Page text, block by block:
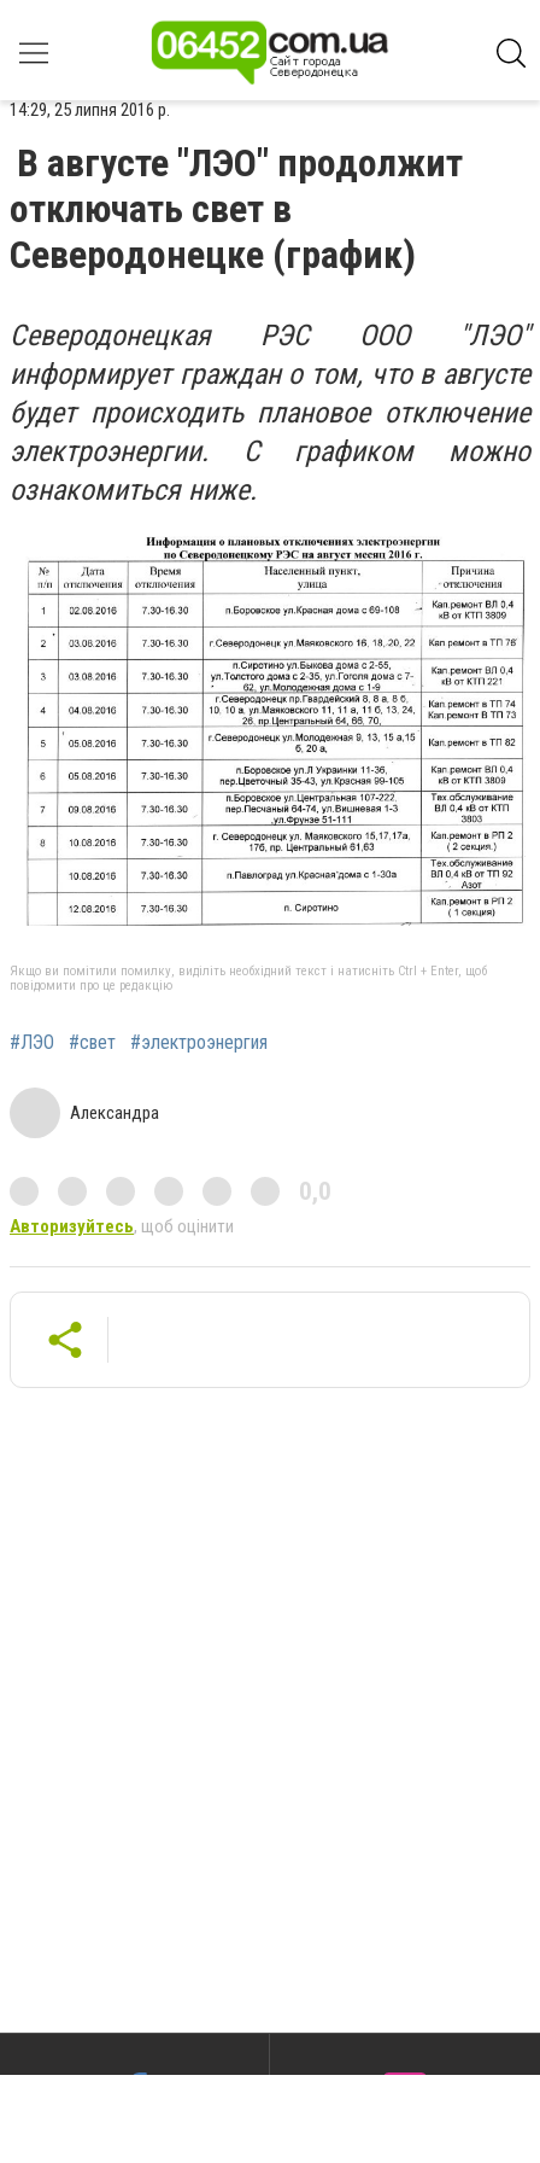
14:29, 25 липня 2016 р.
В августе "ЛЭО" продолжит
отключать свет в
Северодонецке (график)
Северодонецкая РЭС ООО "ЛЭО"
информирует граждан о том, что в августе
будет происходить плановое отключение
электроэнергии. С графиком можно
ознакомиться ниже.
Якщо ви помітили помилку, виділіть необхідний текст і натисніть Ctrl + Enter, щоб
повідомити про це редакцію
#ЛЭО #свет #электроэнергия
Александра
0,0
Авторизуйтесь, щоб оцінити